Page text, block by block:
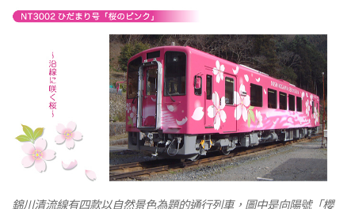
錦川清流線有四款以自然景色為題的通行列車，圖中是向陽號「櫻